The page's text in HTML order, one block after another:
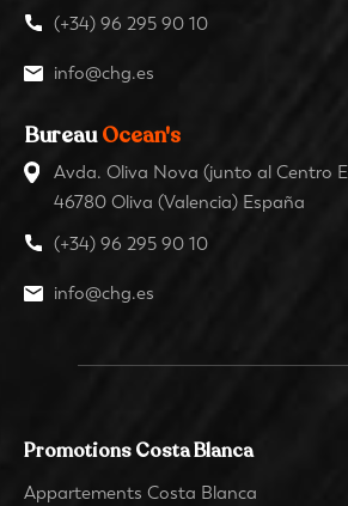
(+34) 96 295 90 10
info@chg.es
BureauOcean's
Avda. Oliva Nova (junto al Centro
46780 Oliva (Valencia) España
(+34) 96 295 90 10
info@chg.es
Promotions Costa Blanca
Appartements Costa Blanca